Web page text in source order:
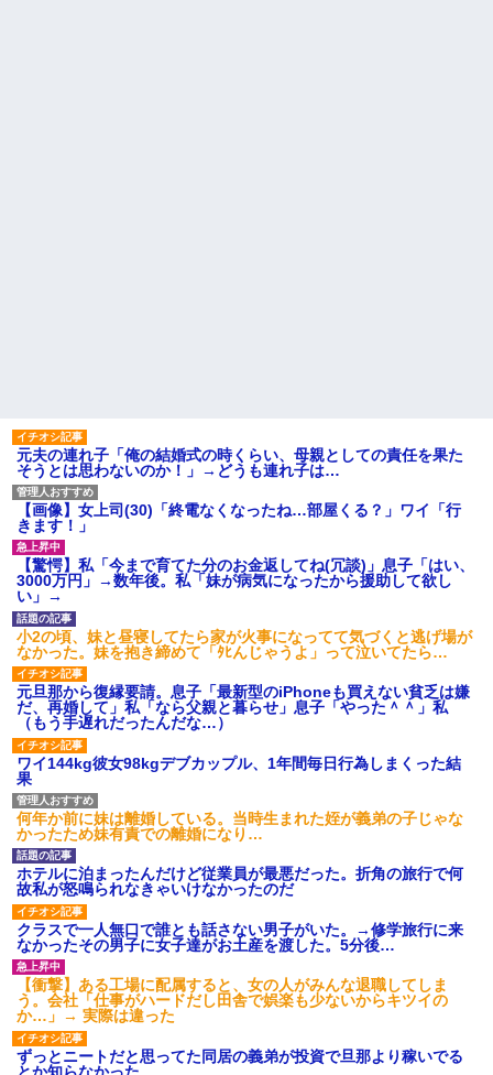
は出てけ！二度と来るな！」結
果・・・
私「初めて飲む味だけどなん
のお茶？」彼「ちっ！」私「」
【GIF】JSのカンチョーワロ
タ
後続車にクラクションを鳴ら
され彼氏が逆切れ。「何クラク
ション鳴らしてんだ！降りてこ
いよ！」と怒鳴りだし...
【衝撃】報酬100万円超の治験
募集がこちらｗｗｗｗｗ(※画像
あり)
【ネット騒然】惨殺されたタ
ワマン頂き女子のこの動画、す
げえええええｗｗｗｗｗｗｗｗ
ｗｗｗ
【愕然】白のクラウン俺氏、
高速道路左車線を制限速度で走
った結果wwwwwwwwwwww
百年の恋12-899 食べた量を
張り合ってくる
【悲報】佐藤輝明・・・２軍
でも盛大にやらかす←あまり悲
しませないでくれ
主な税金の成り立ちを調べて
みたよ
元夫の連れ子「俺の結婚式の時くらい、母親としての責任を果た
そうとは思わないのか！」→どうも連れ子は…
【画像】女上司(30)「終電なくなったね…部屋くる？」ワイ「行
きます！」
【驚愕】私「今まで育てた分のお金返してね(冗談)」息子「はい、
3000万円」→数年後。私「妹が病気になったから援助して欲し
い」→
小2の頃、妹と昼寝してたら家が火事になってて気づくと逃げ場が
なかった。妹を抱き締めて「ﾀﾋんじゃうよ」って泣いてたら…
元旦那から復縁要請。息子「最新型のiPhoneも買えない貧乏は嫌
だ、再婚して」私「なら父親と暮らせ」息子「やった＾＾」私
（もう手遅れだったんだな…）
ワイ144kg彼女98kgデブカップル、1年間毎日行為しまくった結
果
何年か前に妹は離婚している。当時生まれた姪が義弟の子じゃな
かったため妹有責での離婚になり…
ホテルに泊まったんだけど従業員が最悪だった。折角の旅行で何
故私が怒鳴られなきゃいけなかったのだ
クラスで一人無口で誰とも話さない男子がいた。→修学旅行に来
なかったその男子に女子達がお土産を渡した。5分後…
【衝撃】ある工場に配属すると、女の人がみんな退職してしま
う。会社「仕事がハードだし田舎で娯楽も少ないからキツイの
か…」→ 実際は違った
ずっとニートだと思ってた同居の義弟が投資で旦那より稼いでる
とか知らなかった…